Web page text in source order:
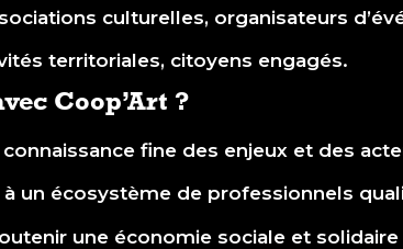
culturelles, organisateurs
territoriales, citoyens engagés.
Coop’Art ?
connaissance fine des enjeux et des
à un écosystème de professionnels
une économie sociale et solidaire